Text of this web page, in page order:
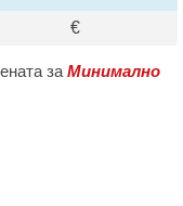
€
за Минимално